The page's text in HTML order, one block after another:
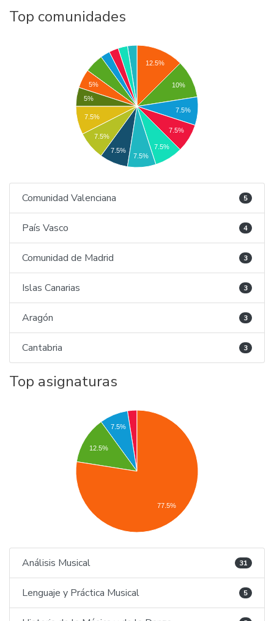
Top comunidades
12.5%
10%
7.5%
7.5%
7.5%
5%
5%
7.5%
7.5%
7.5%
7.5%
Comunidad Valenciana 5
País Vasco 4
Comunidad de Madrid 3
Islas Canarias 3
Aragón 3
Cantabria 3
Top asignaturas
7.5%
12.5%
77.5%
Análisis Musical 31
Lenguaje y Práctica Musical 5